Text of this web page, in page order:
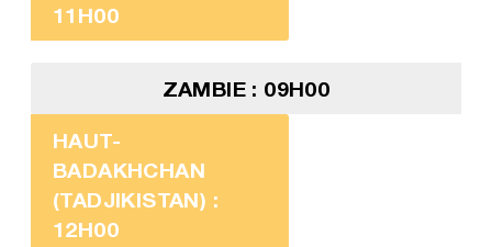
11H00
ZAMBIE : 09H00
HAUT-
BADAKHCHAN
(TADJIKISTAN) :
12H00